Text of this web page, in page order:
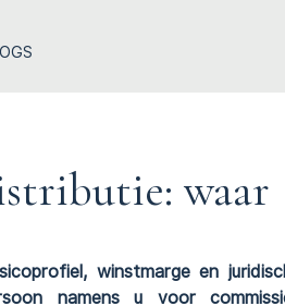
waar
winstmarge en
namens u voor